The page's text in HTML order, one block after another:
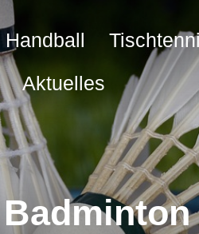
Handball
Aktuelles
Badminton